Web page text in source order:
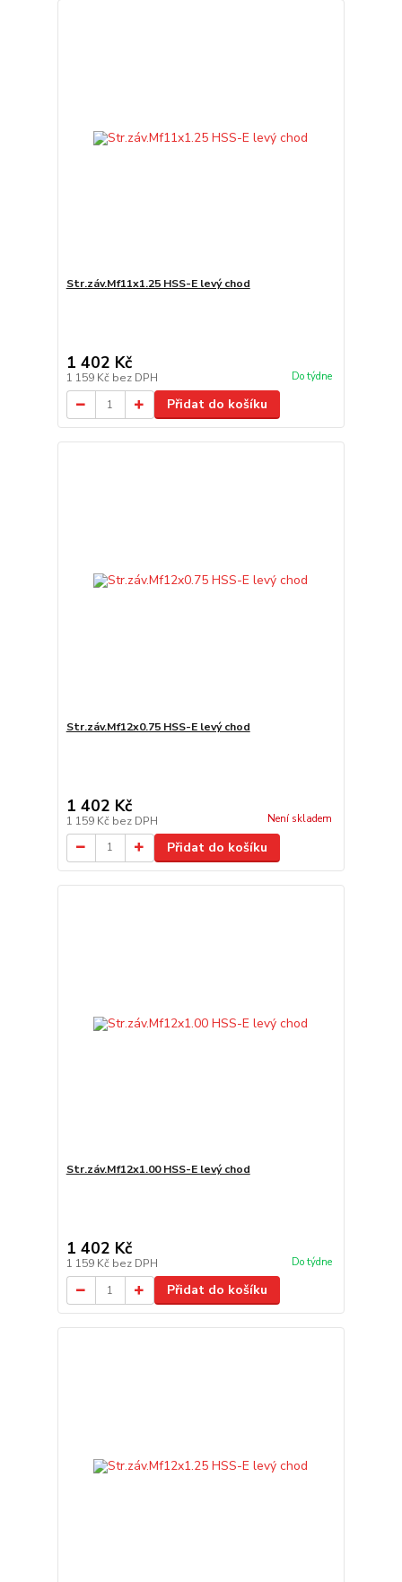
Str.záv.Mf11x1.25 HSS-E levý chod
1 402 Kč
1 159 Kč bez DPH Do týdne
Přidat do košíku
Str.záv.Mf12x0.75 HSS-E levý chod
1 402 Kč
1 159 Kč bez DPH Není skladem
Přidat do košíku
Str.záv.Mf12x1.00 HSS-E levý chod
1 402 Kč
1 159 Kč bez DPH Do týdne
Přidat do košíku